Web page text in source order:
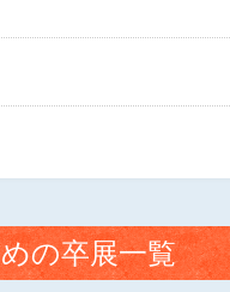
の卒展一覧